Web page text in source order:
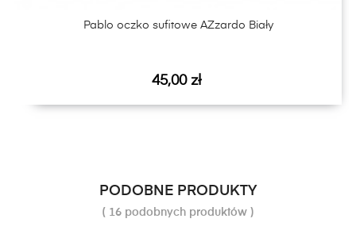
Pablo oczko sufitowe AZzardo Biały
Cena
45,00 zł
PODOBNE PRODUKTY
( 16 podobnych produktów )